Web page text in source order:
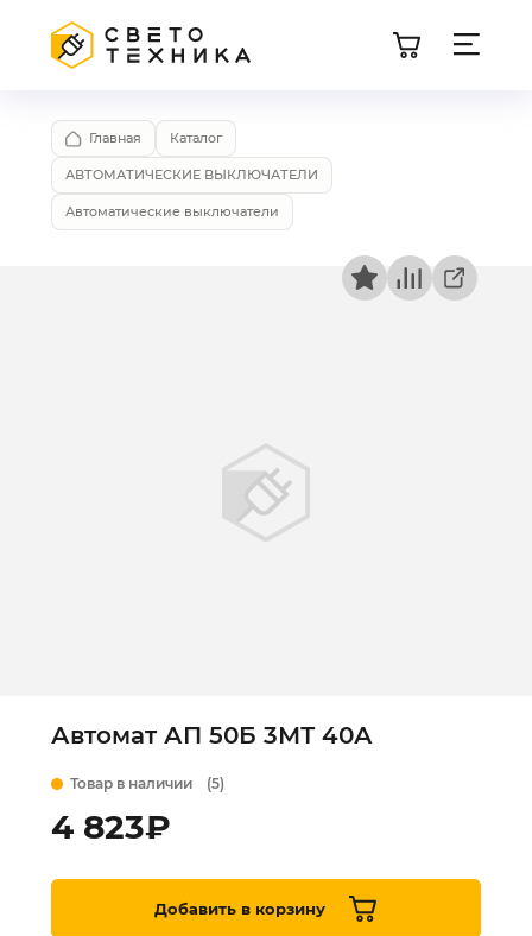
Главная Каталог
АВТОМАТИЧЕСКИЕ ВЫКЛЮЧАТЕЛИ
Автоматические выключатели
Автомат АП 50Б 3МТ 40А
Товар в наличии (5)
4 823₽
Добавить в корзину